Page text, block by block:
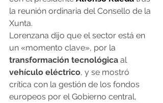
la reunión ordinaria del Consello de la
Xunta.
Lorenzana dijo que el sector está en
un «momento clave», por la
transformación tecnológica al
vehículo eléctrico, y se mostró
crítica con la gestión de los fondos
europeos por el Gobierno central,